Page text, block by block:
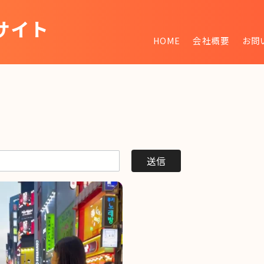
イト HOME 会社概要 お問